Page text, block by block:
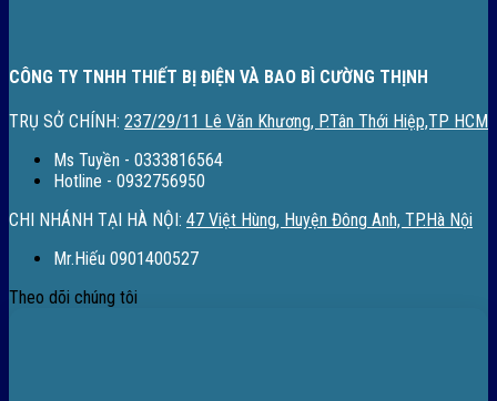
CÔNG TY TNHH THIẾT BỊ ĐIỆN VÀ BAO BÌ CƯỜNG THỊNH
TRỤ SỞ CHÍNH: 237/29/11 Lê Văn Khương, P.Tân Thới Hiệp,TP HCM
Ms Tuyền - 0333816564
Hotline - 0932756950
CHI NHÁNH TẠI HÀ NỘI: 47 Việt Hùng, Huyện Đông Anh, TP.Hà Nội
Mr.Hiếu 0901400527
Theo dõi chúng tôi